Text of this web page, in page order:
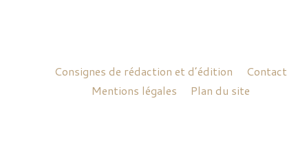
Consignes de rédaction et d’édition
Contact
Mentions légales
Plan du site